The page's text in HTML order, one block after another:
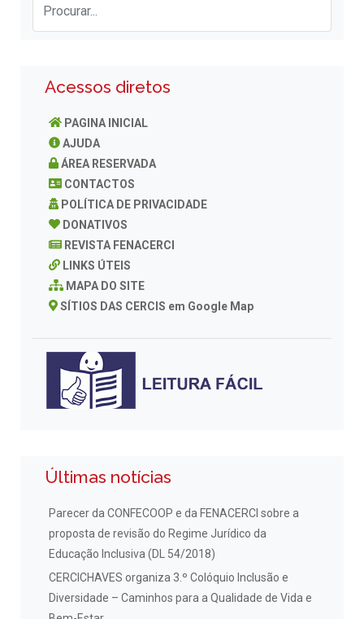
Acessos diretos
PAGINA INICIAL
AJUDA
ÁREA RESERVADA
CONTACTOS
POLÍTICA DE PRIVACIDADE
DONATIVOS
REVISTA FENACERCI
LINKS ÚTEIS
MAPA DO SITE
SÍTIOS DAS CERCIS em Google Map
Últimas notícias
Parecer da CONFECOOP e da FENACERCI sobre a
proposta de revisão do Regime Jurídico da
Educação Inclusiva (DL 54/2018)
CERCICHAVES organiza 3.º Colóquio Inclusão e
Diversidade – Caminhos para a Qualidade de Vida e